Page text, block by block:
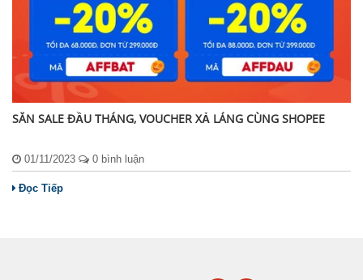
SĂN SALE ĐẦU THÁNG, VOUCHER XẢ LÁNG CÙNG SHOPEE
01/11/2023 0 bình luận
Đọc Tiếp